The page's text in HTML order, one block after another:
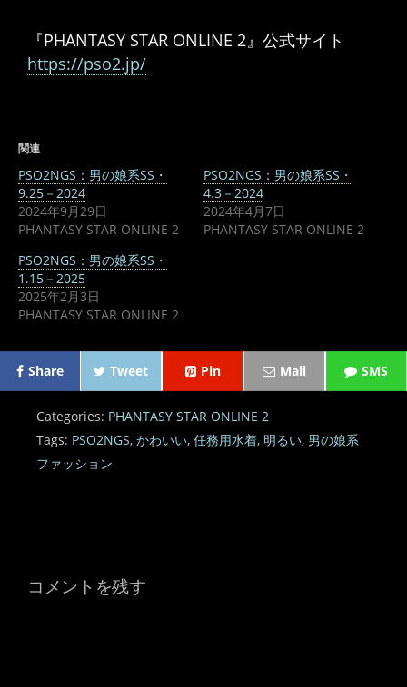
『PHANTASY STAR ONLINE 2』公式サイト
https://pso2.jp/
関連
PSO2NGS：男の娘系SS・
9.25－2024
2024年9月29日
PHANTASY STAR ONLINE 2
PSO2NGS：男の娘系SS・
4.3－2024
2024年4月7日
PHANTASY STAR ONLINE 2
PSO2NGS：男の娘系SS・
1.15－2025
2025年2月3日
PHANTASY STAR ONLINE 2
Share Tweet Pin Mail SMS
Categories: PHANTASY STAR ONLINE 2
Tags: PSO2NGS, かわいい, 任務用水着, 明るい, 男の娘系
ファッション
コメントを残す